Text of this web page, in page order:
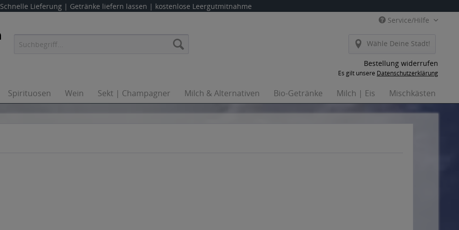
Schnelle Lieferung | Getränke liefern lassen | kostenlose Leergutmitnahme
Service/Hilfe
Wähle Deine Stadt!
Bestellung widerrufen
Es gilt unsere Datenschutzerklärung
Spirituosen Wein Sekt | Champagner Milch & Alternativen Bio-Getränke Milch | Eis Mischkästen